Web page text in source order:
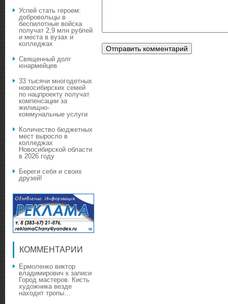
Успей стать героем:
добровольцы в
беспилотные войска
получат 2,9 млн рублей
и места в вузах и
колледжах
Священный долг
юнармейцев
33 тысячи многодетных
новосибирских семей
по нацпроекту получат
компенсации за
жилищно-
коммунальные услуги
Количество бюджетных
мест выросло в
колледжах
Новосибирской области
в 2026 году
Береги себя и своих
друзей!
КОММЕНТАРИИ
Ермоленко виктор
владимирович к записи
Город мастеров. Кисть
художника везде
находит тропы…